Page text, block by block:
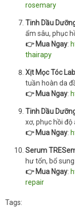
rosemary
Tinh Dầu
ẩm sâu, phục
👉 Mua Ngay:
thairapy
Xịt Mọc Tóc
tuần hoàn da
👉 Mua Ngay:
Tinh Dầu
xơ, phục hồi độ
👉 Mua Ngay:
Serum
hư tổn, bổ
👉 Mua Ngay:
repair
Tags: